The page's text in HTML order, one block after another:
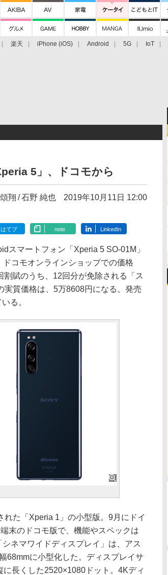
楽天 iPhone (iOS) Android 5G IoT
5」、ドコモから
翔 石野 純也 2019年10月11日 12:00
はてブ note LinkedIn
マートフォン「Xperia 5 SO-01M」
コモオンラインショップでの価格
賦のうち、12回分が免除される「ス
実質価格は、5万8608円になる。発売
る。
た「Xperia 1」の小型版。9月にドイ
末のドコモ版で、機能やスペックは
ネマワイドディスプレイ」は、アス
68mmに小型化した。ディスプレイサ
長くした2520×1080ドット。4Kディ